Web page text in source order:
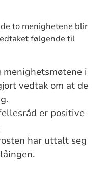
to menighetene blir
følgende til
menighetsmøtene i
vedtak om at de
er positive
har uttalt seg